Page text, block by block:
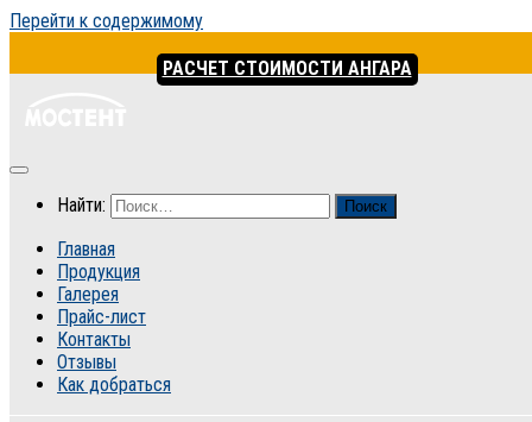
Перейти к содержимому
РАСЧЕТ СТОИМОСТИ АНГАРА
Найти:
Главная
Продукция
Галерея
Прайс-лист
Контакты
Отзывы
Как добраться